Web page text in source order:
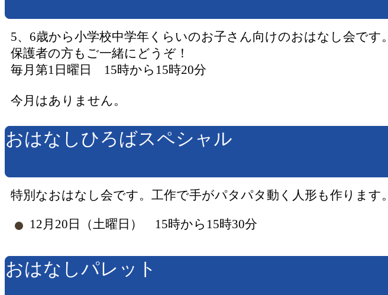
5、6歳から小学校中学年くらいのお子さん向けのおはなし会です。
保護者の方もご一緒にどうぞ！
毎月第1日曜日 15時から15時20分
今月はありません。
おはなしひろばスペシャル
特別なおはなし会です。工作で手がパタパタ動く人形も作ります。
12月20日（土曜日） 15時から15時30分
おはなしパレット